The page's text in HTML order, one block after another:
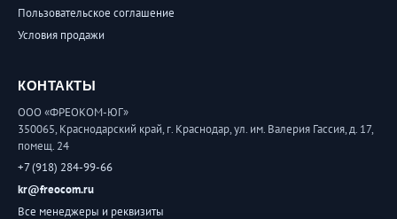
Пользовательское соглашение
Условия продажи
КОНТАКТЫ
ООО «ФРЕОКОМ-ЮГ»
350065, Краснодарский край, г. Краснодар, ул. им. Валерия Гассия, д. 17,
помещ. 24
+7 (918) 284-99-66
kr@freocom.ru
Все менеджеры и реквизиты